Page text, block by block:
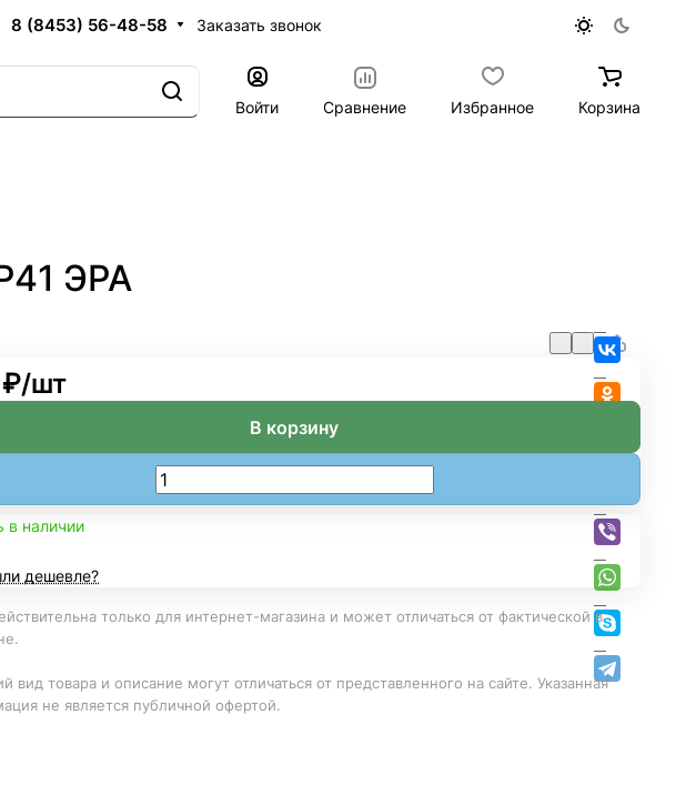
8 (8453) 56-48-58 Заказать звонок
Войти Сравнение Избранное Корзина
ЭРА
₽/шт
В корзину
в наличии
дешевле?
только для интернет-магазина и может отличаться от фактической в
вид товара и описание могут отличаться от представленного на сайте. Указанная
не является публичной офертой.